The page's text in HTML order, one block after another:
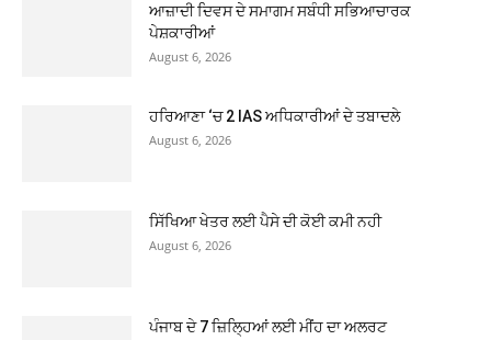
ਆਜ਼ਾਦੀ ਦਿਵਸ ਦੇ ਸਮਾਗਮ ਸਬੰਧੀ ਸਭਿਆਚਾਰਕ
ਪੇਸ਼ਕਾਰੀਆਂ
August 6, 2026
ਹਰਿਆਣਾ ‘ਚ 2 IAS ਅਧਿਕਾਰੀਆਂ ਦੇ ਤਬਾਦਲੇ
August 6, 2026
ਸਿੱਖਿਆ ਖੇਤਰ ਲਈ ਪੈਸੇ ਦੀ ਕੋਈ ਕਮੀ ਨਹੀ
August 6, 2026
ਪੰਜਾਬ ਦੇ 7 ਜ਼ਿਲ੍ਹਿਆਂ ਲਈ ਮੀਂਹ ਦਾ ਅਲਰਟ